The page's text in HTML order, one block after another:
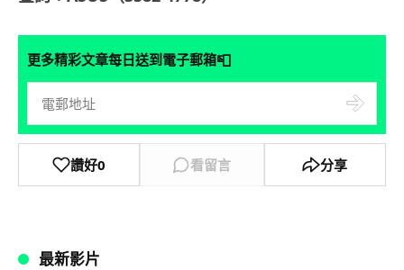
更多精彩文章每日送到電子郵箱📮
讚好0 看留言 分享
最新影片